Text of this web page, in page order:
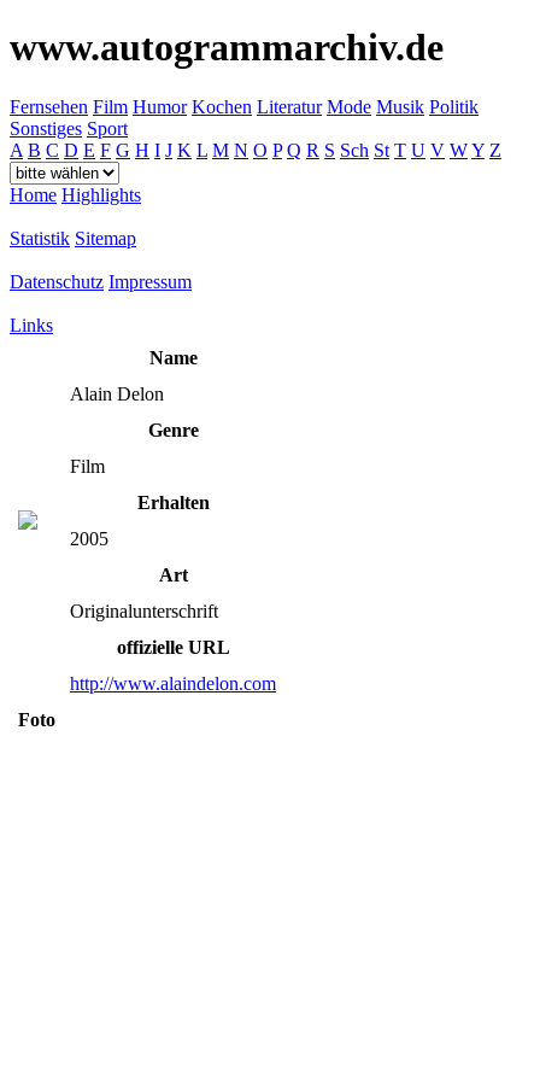
www.autogrammarchiv.de
Fernsehen Film Humor Kochen Literatur Mode Musik Politik
Sonstiges Sport
A B C D E F G H I J K L M N O P Q R S Sch St T U V WY Z
Home Highlights
Statistik Sitemap
Datenschutz Impressum
Links
Name
Alain Delon
Genre
Film
Erhalten
2005
Art
Originalunterschrift
offizielle URL
http://www.alaindelon.com
Foto